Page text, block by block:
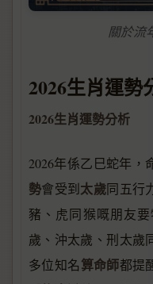
關於流
2026生肖運勢
2026生肖運勢分析
2026年係乙巳蛇年，
勢會受到太歲同五行
豬、虎同猴嘅朋友
歲、沖太歲、刑太歲
多位知名算命師都提